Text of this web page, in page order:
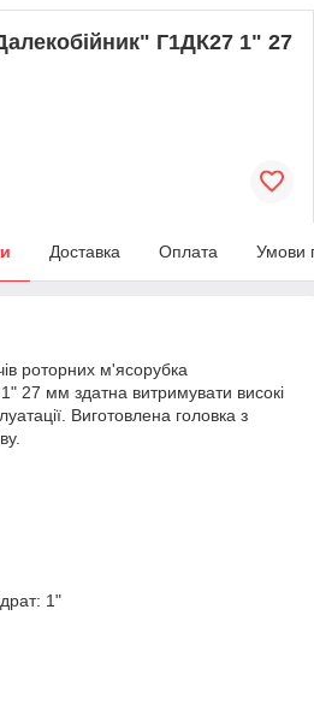
Г1ДК27 1" 27
Доставка Оплата Умови
роторних м'ясорубка
1" 27 мм здатна витримувати високі
Виготовлена головка з
1"